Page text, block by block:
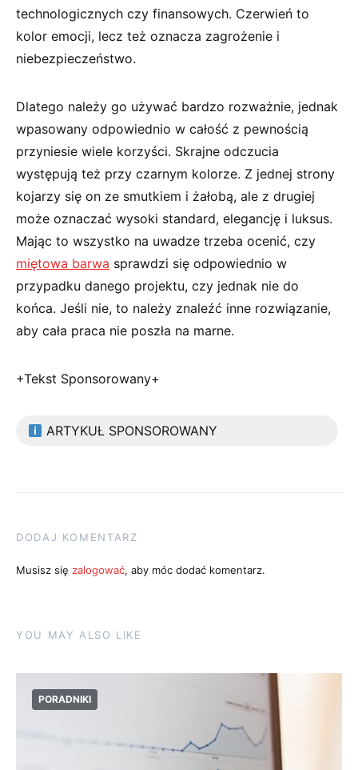
technologicznych czy finansowych. Czerwień to
kolor emocji, lecz też oznacza zagrożenie i
niebezpieczeństwo.
Dlatego należy go używać bardzo rozważnie, jednak
wpasowany odpowiednio w całość z pewnością
przyniesie wiele korzyści. Skrajne odczucia
występują też przy czarnym kolorze. Z jednej strony
kojarzy się on ze smutkiem i żałobą, ale z drugiej
może oznaczać wysoki standard, elegancję i luksus.
Mając to wszystko na uwadze trzeba ocenić, czy
miętowa barwa sprawdzi się odpowiednio w
przypadku danego projektu, czy jednak nie do
końca. Jeśli nie, to należy znaleźć inne rozwiązanie,
aby cała praca nie poszła na marne.
+Tekst Sponsorowany+
ARTYKUŁ SPONSOROWANY
DODAJ KOMENTARZ
Musisz się zalogować, aby móc dodać komentarz.
YOU MAY ALSO LIKE
PORADNIKI